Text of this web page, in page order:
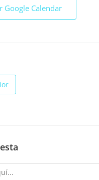
Google Calendar